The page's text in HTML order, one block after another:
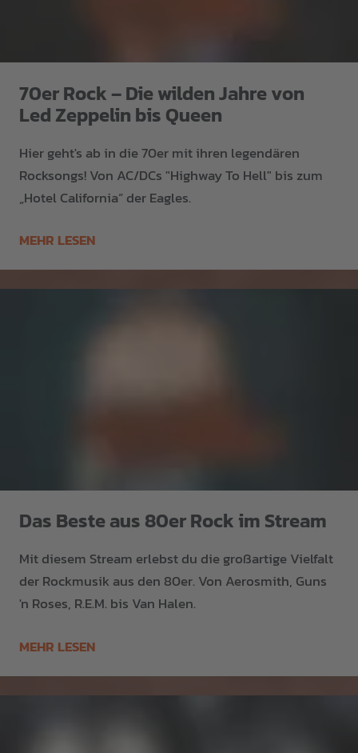
70er Rock – Die wilden Jahre von
Led Zeppelin bis Queen
Hier geht's ab in die 70er mit ihren legendären
Rocksongs! Von AC/DCs "Highway To Hell" bis zum
„Hotel California“ der Eagles.
MEHR LESEN
Das Beste aus 80er Rock im Stream
Mit diesem Stream erlebst du die großartige Vielfalt
der Rockmusik aus den 80er. Von Aerosmith, Guns
'n Roses, R.E.M. bis Van Halen.
MEHR LESEN